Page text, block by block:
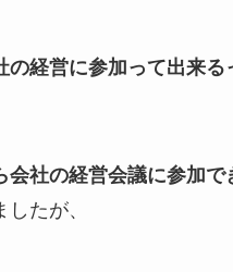
の経営に参加って出来る
会社の経営会議に参加で
したが、